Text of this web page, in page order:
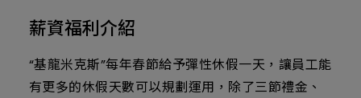
薪資福利介紹
“基龍米克斯”每年春節給予彈性休假一天，讓員工能
有更多的休假天數可以規劃運用，除了三節禮金、